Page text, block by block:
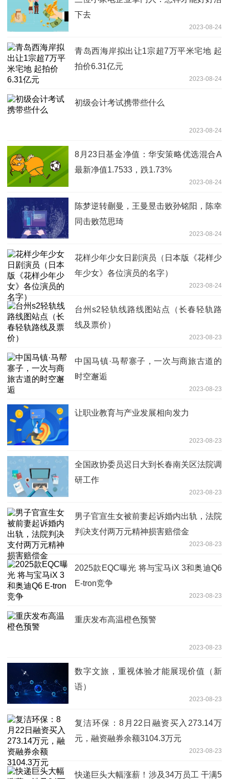
下去
2023-08-24
青岛西海岸拟出让1宗超7万平米宅地 起
拍价6.31亿元
2023-08-24
初级会计考试携带些什么
2023-08-24
8月23日基金净值：华安策略优选混合A
最新净值1.7533，跌1.73%
2023-08-24
陈梦逆转蒯曼，王曼昱击败孙铭阳，陈幸
同击败范思琦
2023-08-24
花样少年少女日剧演员（日本版《花样少
年少女》各位演员的名字）
2023-08-24
台州s2轻轨线路线图站点（长春轻轨路
线及票价）
2023-08-23
中国马镇·马帮寨子，一次与商旅古道的
时空邂逅
2023-08-23
让职业教育与产业发展相向发力
2023-08-23
全国政协委员迟日大到长春南关区法院调
研工作
2023-08-23
男子官宣生女被前妻起诉婚内出轨，法院
判决支付两万元精神损害赔偿金
2023-08-23
2025款EQC曝光 将与宝马iX 3和奥迪Q6
E-tron竞争
2023-08-23
重庆发布高温橙色预警
2023-08-23
数字文旅，重视体验才能展现价值（新
语）
2023-08-23
复洁环保：8月22日融资买入273.14万
元，融资融券余额3104.3万元
2023-08-23
快递巨头大幅涨薪！涉及34万员工 干满5